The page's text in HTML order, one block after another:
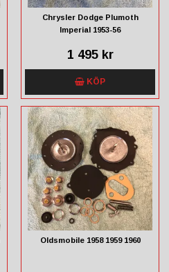
Chrysler Dodge Plumoth
Imperial 1953-56
1 495 kr
KÖP
Oldsmobile 1958 1959 1960